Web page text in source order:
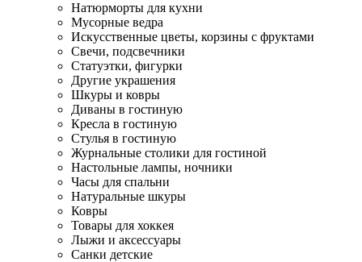
Натюрморты для кухни
Мусорные ведра
Искусственные цветы, корзины с фруктами
Свечи, подсвечники
Статуэтки, фигурки
Другие украшения
Шкуры и ковры
Диваны в гостиную
Кресла в гостиную
Стулья в гостиную
Журнальные столики для гостиной
Настольные лампы, ночники
Часы для спальни
Натуральные шкуры
Ковры
Товары для хоккея
Лыжи и аксессуары
Санки детские